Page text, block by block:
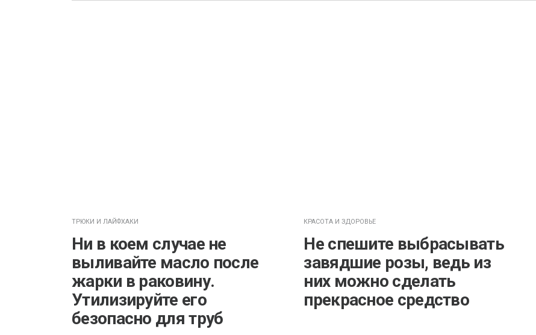
ТРЮКИ И ЛАЙФХАКИ
Ни в коем случае не
выливайте масло после
жарки в раковину.
Утилизируйте его
безопасно для труб
КРАСОТА И ЗДОРОВЬЕ
Не спешите выбрасывать
завядшие розы, ведь из
них можно сделать
прекрасное средство